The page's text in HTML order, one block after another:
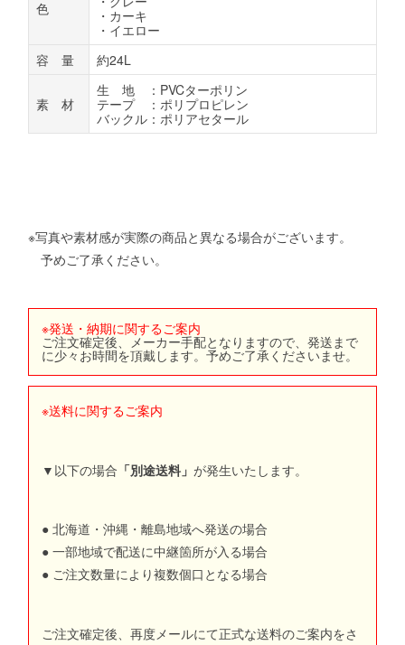
色
・カーキ
・イエロー
容 量
約24L
素 材
生 地 ：PVCターポリン
テープ ：ポリプロピレン
バックル：ポリアセタール
※写真や素材感が実際の商品と異なる場合がございます。
予めご了承ください。
※発送・納期に関するご案内
ご注文確定後、メーカー手配となりますので、発送まで
に少々お時間を頂戴します。予めご了承くださいませ。
※送料に関するご案内
▼以下の場合 「別途送料」 が発生いたします。
● 北海道・沖縄・離島地域へ発送の場合
● 一部地域で配送に中継箇所が入る場合
● ご注文数量により複数個口となる場合
ご注文確定後、再度メールにて正式な送料のご案内をさ